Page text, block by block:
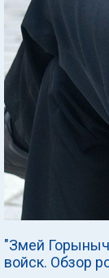
"Змей
войск. Обзор